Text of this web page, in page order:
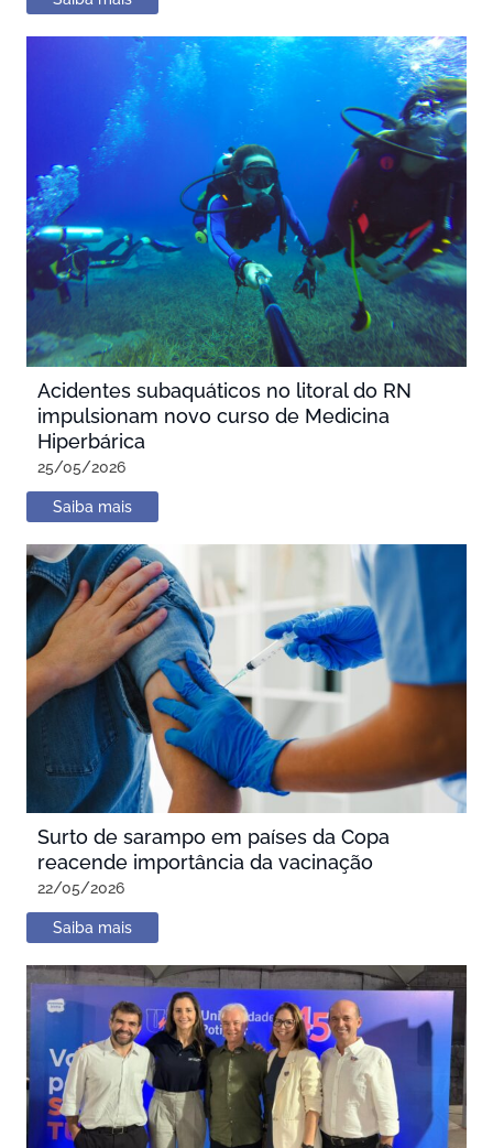
Acidentes subaquáticos no litoral do RN
impulsionam novo curso de Medicina
Hiperbárica
25/05/2026
Saiba mais
Surto de sarampo em países da Copa
reacende importância da vacinação
22/05/2026
Saiba mais